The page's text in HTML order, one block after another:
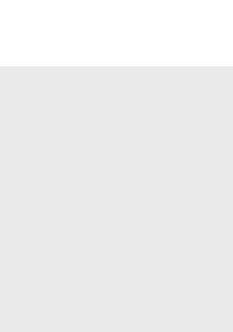
можна
- усе це